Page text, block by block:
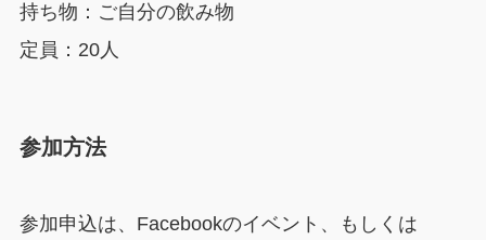
持ち物：ご自分の飲み物
定員：20人
参加方法
参加申込は、Facebookのイベント、もしくは